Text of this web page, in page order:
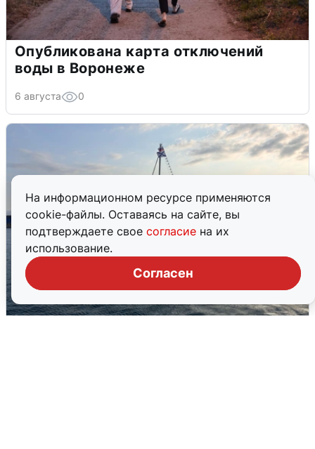
На информационном ресурсе применяются
cookie-файлы. Оставаясь на сайте, вы
подтверждаете свое согласие на их
использование.
Согласен
Опубликована карта отключений
воды в Воронеже
6 августа 0